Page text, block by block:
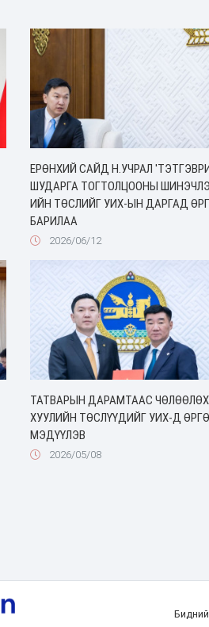
ЕРӨНХИЙ САЙД Н.УЧРАЛ
ШУДАРГА ТОГТОЛЦООНЫ
ИЙН ТӨСЛИЙГ УИХ-ЫН ДАРГАД
БАРИЛАА
2026/06/12
ТАТВАРЫН ДАРАМТААС ЧӨЛӨӨЛӨХ
ХУУЛИЙН ТӨСЛҮҮДИЙГ УИХ-Д
МЭДҮҮЛЭВ
2026/05/08